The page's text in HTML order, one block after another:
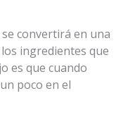
convertirá en una
ingredientes que
es que cuando
poco en el